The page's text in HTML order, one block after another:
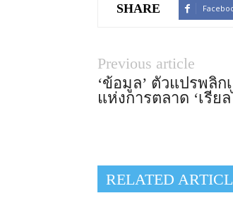
SHARE
Previous article
‘ข้อมูล’ ตัวแปรพลิก
แห่งการตลาด ‘เรีย
RELATED